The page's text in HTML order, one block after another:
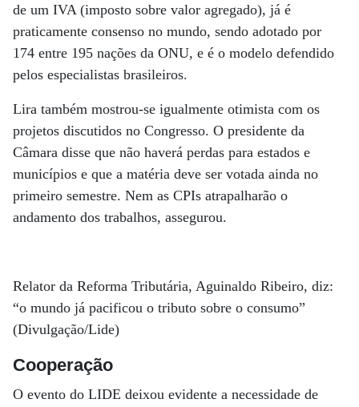
de um IVA (imposto sobre valor agregado), já é
praticamente consenso no mundo, sendo adotado por
174 entre 195 nações da ONU, e é o modelo defendido
pelos especialistas brasileiros.
Lira também mostrou-se igualmente otimista com os
projetos discutidos no Congresso. O presidente da
Câmara disse que não haverá perdas para estados e
municípios e que a matéria deve ser votada ainda no
primeiro semestre. Nem as CPIs atrapalharão o
andamento dos trabalhos, assegurou.
Relator da Reforma Tributária, Aguinaldo Ribeiro, diz:
“o mundo já pacificou o tributo sobre o consumo”
(Divulgação/Lide)
Cooperação
O evento do LIDE deixou evidente a necessidade de